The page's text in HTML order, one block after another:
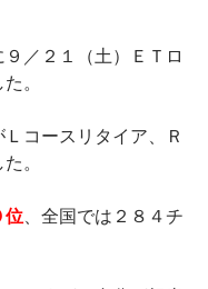
／２１（土）ＥＴロ
。
コースリタイア、Ｒ
。
位 、全国では２８４チ